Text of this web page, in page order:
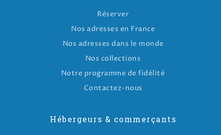
Réserver
Nos adresses en France
Nos adresses dans le monde
Nos collections
Notre programme de fidélité
Contactez-nous
Hébergeurs & commerçants